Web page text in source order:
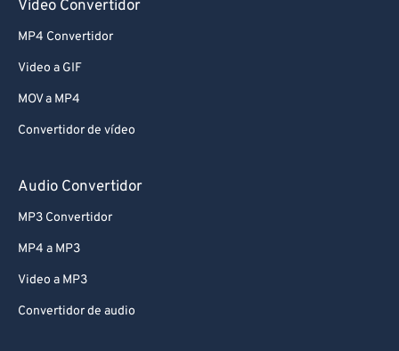
Video Convertidor
MP4 Convertidor
Video a GIF
MOV a MP4
Convertidor de vídeo
Audio Convertidor
MP3 Convertidor
MP4 a MP3
Video a MP3
Convertidor de audio